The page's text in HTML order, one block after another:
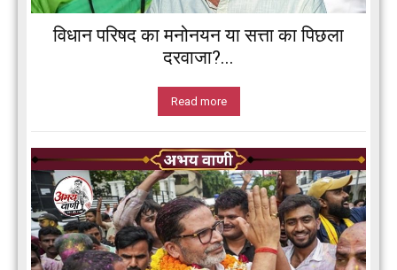
विधान परिषद का मनोनयन या सत्ता का पिछला
दरवाजा?...
Read more